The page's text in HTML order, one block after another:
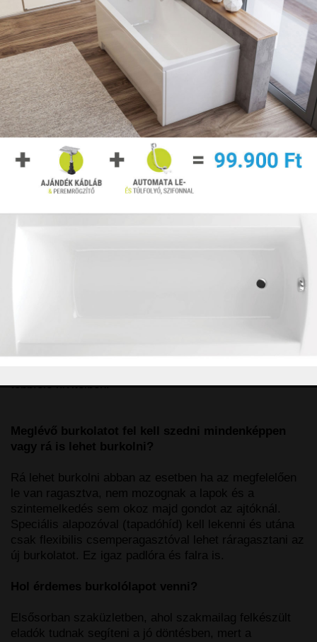
csempék, padlólapok eltérő gyártási időpontban más-
más színárnyalatúak lehetnek. Pótrendelésnél a már
meglévő doboz oldalán lévő színárnyalati kódot kell
kérni.
Lehet fuga nélkül rakni a lapokat?
A legtöbbet nem, mert a gyártás akármennyire is jó
minimális (1-2 mm) méretkülönbség van a lapok között,
ami elfogadható jelenség. A fuga nemcsak a lerakásnál
segít, de a dilattációban is fontos szerepe van.
Minimális fugával leburkolhatók a méretre vágott
(retifikált) lapok, de nem mindenhová. Például
padlófűtésnél nem ajánlott.
A sarkokon, ablakok beugróiban védi a csempét a
többféle kivitelben.
Meglévő burkolatot fel kell szedni mindenképpen
vagy rá is lehet burkolni?
Rá lehet burkolni abban az esetben ha az megfelelően
le van ragasztva, nem mozognak a lapok és a
szintemelkedés sem okoz majd gondot az ajtóknál.
Speciális alapozóval (tapadóhíd) kell lekenni és utána
csak flexibilis csemperagasztóval lehet ráragasztani az
új burkolatot. Ez igaz padlóra és falra is.
Hol érdemes burkolólapot venni?
Elsősorban szaküzletben, ahol szakmailag felkészült
eladók tudnak segíteni a jó döntésben, mert a